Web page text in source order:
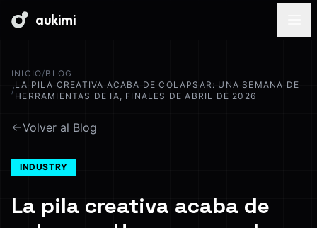
aukimi
INICIO/BLOG
/
LA PILA CREATIVA ACABA DE COLAPSAR: UNA SEMANA DE
HERRAMIENTAS DE IA, FINALES DE ABRIL DE 2026
Volver al Blog
INDUSTRY
La pila creativa acaba de